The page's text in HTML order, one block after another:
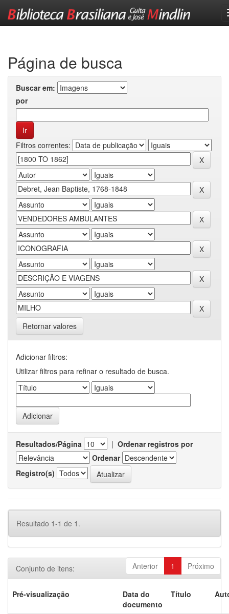
Página de busca
Buscar em:
por
Filtros correntes:
Retornar valores
Adicionar filtros:
Utilizar filtros para refinar o resultado de busca.
Resultados/Página | Ordenar registros por
Ordenar
Registro(s)
Resultado 1-1 de 1.
Anterior 1 Próximo
Conjunto de itens:
Pré-visualização
Data do
documento
Título